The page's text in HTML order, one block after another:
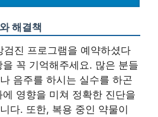
해결책
검진 프로그램을 예약하셨다
꼭 기억해주세요. 많은 분들
음주를 하시는 실수를 하곤
영향을 미쳐 정확한 진단을
다. 또한, 복용 중인 약물이